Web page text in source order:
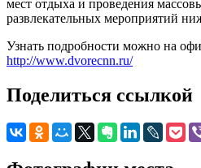
мест отдыха и проведения
развлекательных мероприятий
Узнать подробности можно на
http://www.dvorecnn.ru/
Поделиться ссылкой